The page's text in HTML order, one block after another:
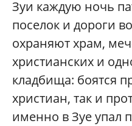
Зуи каждую ночь
поселок и дороги
охраняют храм,
христианских и
кладбища: боятся
христиан, так и
именно в Зуе упал